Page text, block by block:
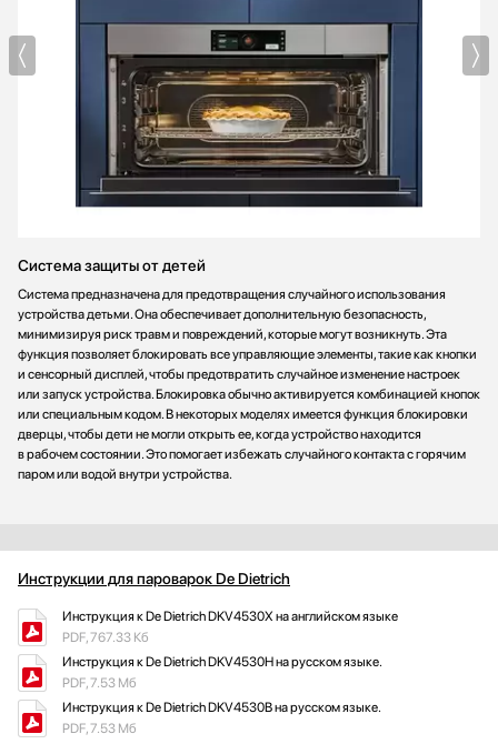
уборку - просто запускаешь программу и все!
В общем, я очень доволен своим выбором! Эта техника не
только сделала мою жизнь проще, но и привнесла в нее больше
вкусных и полезных блюд! Друзья и родные теперь часто
просят меня приготовить что-нибудь на пару, и я всегда рад
этому, ведь с этой пароваркой это так просто и приятно!
Система защиты от детей
Система предназначена для предотвращения случайного использования
устройства детьми. Она обеспечивает дополнительную безопасность,
минимизируя риск травм и повреждений, которые могут возникнуть. Эта
функция позволяет блокировать все управляющие элементы, такие как кнопки
и сенсорный дисплей, чтобы предотвратить случайное изменение настроек
или запуск устройства. Блокировка обычно активируется комбинацией кнопок
или специальным кодом. В некоторых моделях имеется функция блокировки
дверцы, чтобы дети не могли открыть ее, когда устройство находится
в рабочем состоянии. Это помогает избежать случайного контакта с горячим
паром или водой внутри устройства.
Инструкции для пароварок De Dietrich
Инструкция к De Dietrich DKV4530X на английском языке
PDF, 767.33 Кб
Инструкция к De Dietrich DKV4530H на русском языке.
PDF, 7.53 Мб
Инструкция к De Dietrich DKV4530B на русском языке.
PDF, 7.53 Мб